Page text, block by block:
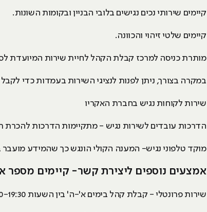
קיימים שירותי נכים נגישים בלובי הבניין ובקומות השונות.
קיימים שלטי זיהוי והכוונה.
מותרת כניסה למרכז קבלת הקהל לחיית שירות המיועדת
במקרה בצורך, ניתן לפנות לנציגי השירות בעמדות כדי לקבל
שירות לקוחות נגיש בחברת האקריו
הדרכות עובדים לשירות נגיש - מתקיימות הדרכות להכרת
מוקד טלפוני נגיש- המענה הקולי הונגש כך שהמידע
אמצעים נוספים ליצירת קשר- קיימים מספר
שירות פרונטלי - קבלת קהל בימים א'-ה' בין השעות 09:00-19:30